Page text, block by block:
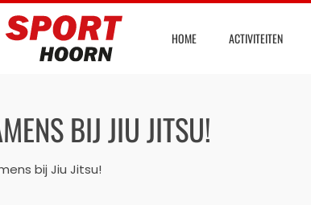
HOME ACTIVITEITEN
BIJ JIU JITSU!
bij Jiu Jitsu!